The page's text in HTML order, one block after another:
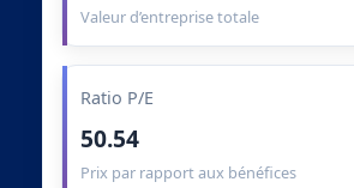
Valeur d’entreprise totale
Ratio P/E
50.54
Prix par rapport aux bénéfices